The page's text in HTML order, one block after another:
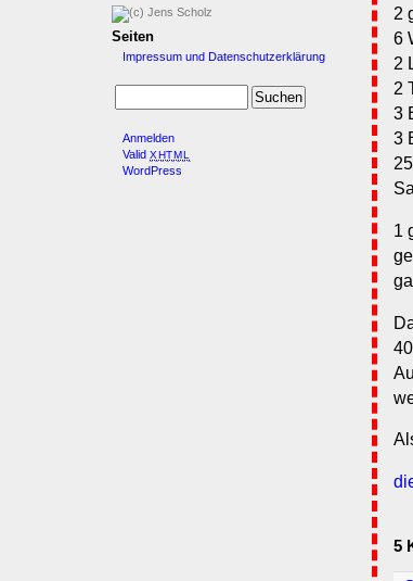
2
6
2
2
3
3
1
5
Seiten
Impressum und Datenschutzerklärung
Anmelden
Valid XHTML
WordPress